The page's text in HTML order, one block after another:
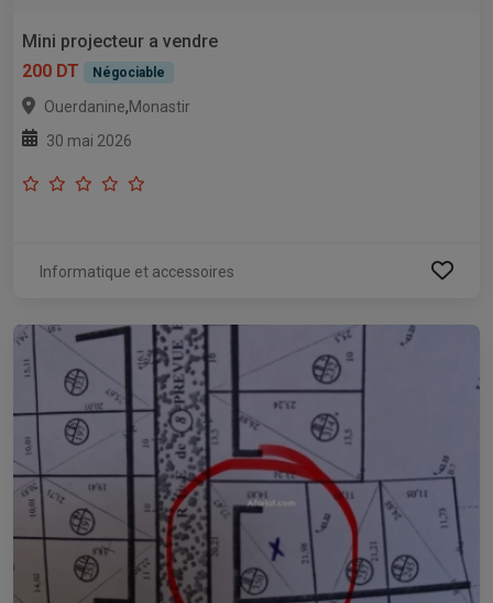
Mini projecteur a vendre
200 DT
Négociable
Ouerdanine,Monastir
30 mai 2026
Informatique et accessoires